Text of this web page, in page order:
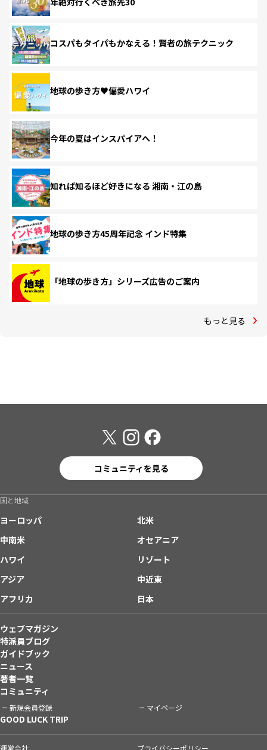
コスパもタイパもかなえる！賢者の旅テクニック
地球の歩き方♥偏愛ハワイ
今年の夏はインスパイアへ！
知れば知るほど好きになる 湘南・江の島
地球の歩き方45周年記念 インド特集
「地球の歩き方」シリーズ広告のご案内
もっと見る
コミュニティを見る
国と地域
ヨーロッパ
北米
中南米
オセアニア
ハワイ
リゾート
アジア
中近東
アフリカ
日本
ウェブマガジン
特派員ブログ
ガイドブック
ニュース
著者一覧
コミュニティ
新規会員登録 マイページ
GOOD LUCK TRIP
運営会社 プライバシーポリシー